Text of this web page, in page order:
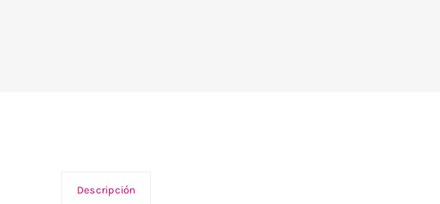
Descripción